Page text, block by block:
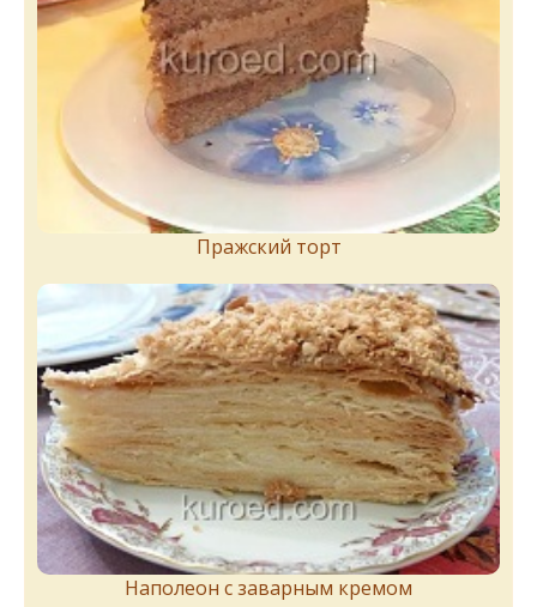
Пражский торт
Наполеон с заварным кремом